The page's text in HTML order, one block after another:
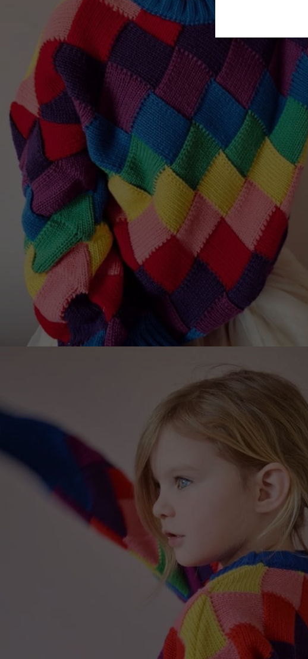
France
Germany
Ireland
Italy
Lithuania
Luxembourg
Netherlands